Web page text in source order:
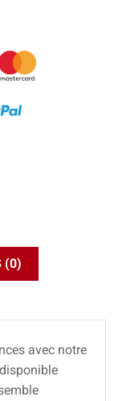
(0)
avec notre